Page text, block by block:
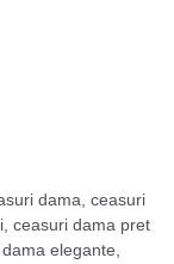
dama ceasuri
ceasuri dama pret
elegante